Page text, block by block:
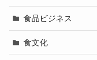
食品ビジネス
食文化